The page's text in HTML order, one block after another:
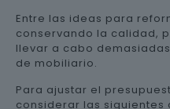
Entre las ideas para
conservando la calidad,
llevar a cabo
de mobiliario.
Para ajustar el
considerar las siguientes